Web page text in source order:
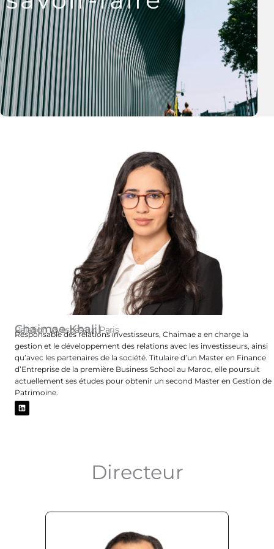
Chaimae Khalil
Relation Investisseur, Paris
Responsable des relations investisseurs, Chaimae a en charge la
gestion et le développement des relations avec les investisseurs, ainsi
qu’avec les partenaires de la société. Titulaire d’un Master en Finance
d’Entreprise de la première Business School au Maroc, elle poursuit
actuellement ses études pour obtenir un second Master en Gestion de
Patrimoine.
L
i
n
Directeur